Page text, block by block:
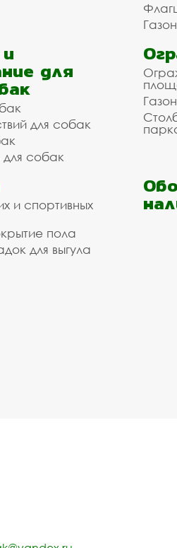
для
для собак
собак
и спортивных
пола
для выгула